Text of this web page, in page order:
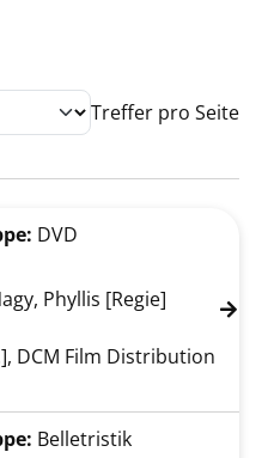
Treffer pro Seite
von Call Jane anzeigen
DVD
Phyllis [Regie] Suche
DCM Film Distribution
Belletristik